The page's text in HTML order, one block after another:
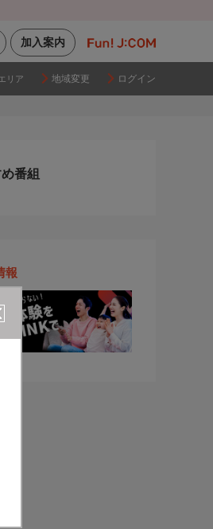
加入案内
リア 地域変更 ログイン
番組
報